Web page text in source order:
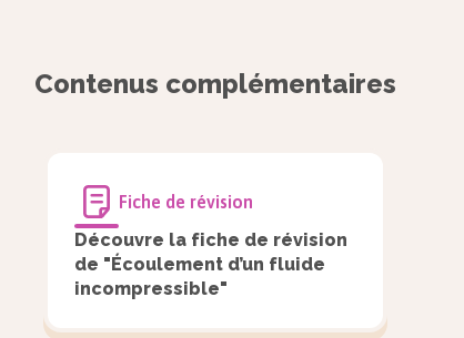
ses faces supérieure et inférieure sont à l’«
$z_B$.
En classe de première, nous avons appris qu’un fluide
petite surface du solide, une force pressante
cette surface d’aire $S$ et d’intensité :
Contenus complémentaires
Fiche de révision
Découvre la fiche de révision
de "Écoulement d’un fluide
incompressible"